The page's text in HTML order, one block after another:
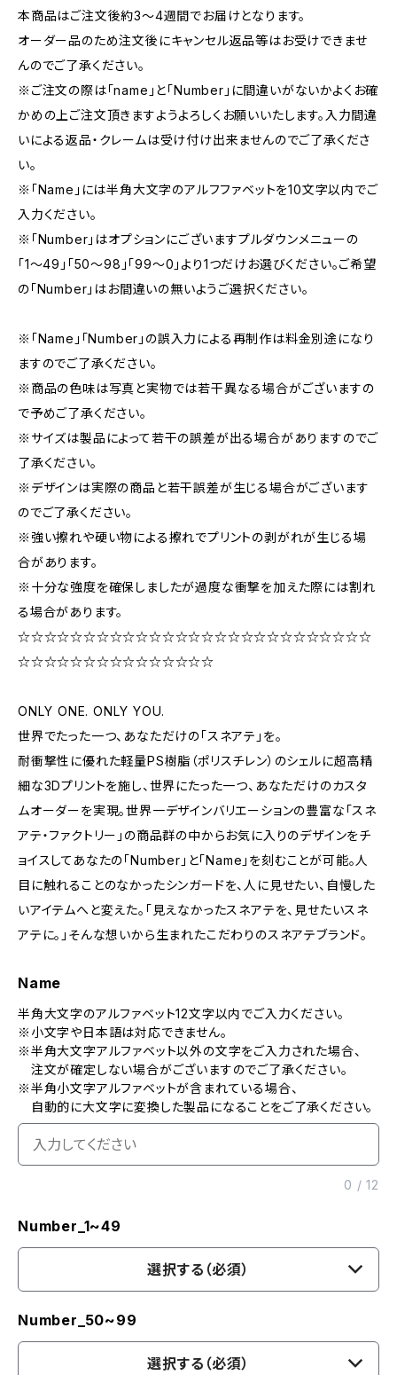
本商品はご注文後約3〜4週間でお届けとなります。
オーダー品のため注文後にキャンセル返品等はお受けできませ
んのでご了承ください。
※ご注文の際は「name」と「Number」に間違いがないかよくお確
かめの上ご注文頂きますようよろしくお願いいたします。入力間違
いによる返品・クレームは受け付け出来ませんのでご了承くださ
い。
※「Name」には半角大文字のアルフファベットを10文字以内でご
入力ください。
※「Number」はオプションにございますプルダウンメニューの
「1〜49」「50〜98」「99〜0」より1つだけお選びください。ご希望
の「Number」はお間違いの無いようご選択ください。
※「Name」「Number」の誤入力による再制作は料金別途になり
ますのでご了承ください。
※商品の色味は写真と実物では若干異なる場合がございますの
で予めご了承ください。
※サイズは製品によって若干の誤差が出る場合がありますのでご
了承ください。
※デザインは実際の商品と若干誤差が生じる場合がございます
のでご了承ください。
※強い擦れや硬い物による擦れでプリントの剥がれが生じる場
合があります。
※十分な強度を確保しましたが過度な衝撃を加えた際には割れ
る場合があります。
☆☆☆☆☆☆☆☆☆☆☆☆☆☆☆☆☆☆☆☆☆☆☆☆☆☆☆
☆☆☆☆☆☆☆☆☆☆☆☆☆☆☆
ONLY ONE. ONLY YOU.
世界でたった一つ、あなただけの「スネアテ」を。
耐衝撃性に優れた軽量PS樹脂（ポリスチレン）のシェルに超高精
細な3Dプリントを施し、世界にたった一つ、あなただけのカスタ
ムオーダーを実現。世界一デザインバリエーションの豊富な「スネ
アテ・ファクトリー」の商品群の中からお気に入りのデザインをチ
ョイスしてあなたの「Number」と「Name」を刻むことが可能。人
目に触れることのなかったシンガードを、人に見せたい、自慢した
いアイテムへと変えた。「見えなかったスネアテを、見せたいスネ
アテに。」そんな想いから生まれたこだわりのスネアテブランド。
Name
半角大文字のアルファベット12文字以内でご入力ください。
※小文字や日本語は対応できません。
※半角大文字アルファベット以外の文字をご入力された場合、
注文が確定しない場合がございますのでご了承ください。
※半角小文字アルファベットが含まれている場合、
自動的に大文字に変換した製品になることをご了承ください。
0 /12
Number_1~49
選択する（必須）
Number_50~99
選択する（必須）